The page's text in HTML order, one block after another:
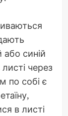
синій
через
по собі є
в листі